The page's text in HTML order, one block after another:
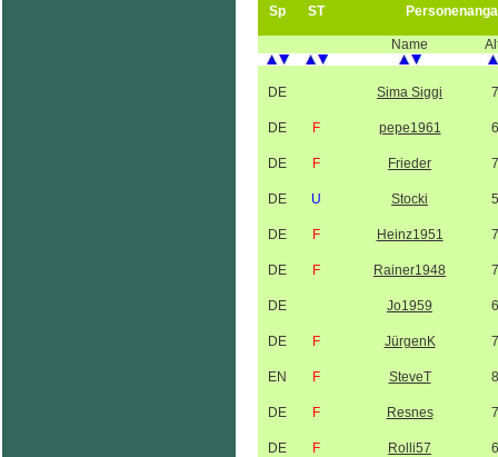
Sp ST
Name
DE Sima Siggi
DE F pepe1961
DE F Frieder
DE U Stocki
DE F Heinz1951
DE F Rainer1948
DE Jo1959
DE F JürgenK
EN F SteveT
DE F Resnes
DE F Rolli57